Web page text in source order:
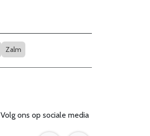
Zalm
Volg ons op sociale media